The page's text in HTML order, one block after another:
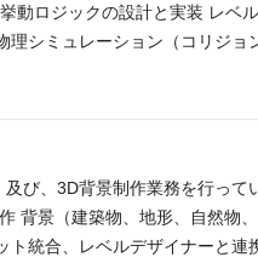
興味をお持ちの方 チームで
動ロジックの設計と実装 レベ
シミュレーション（コリジ
ステム開発 チーム内での技
発経験 Unreal Engine を使用
、自身の技術力が分かる資料
び、3D背景制作業務を行って
背景（建築物、地形、自然物
統合、レベルデザイナーと連
持、およびゲーム動作のため